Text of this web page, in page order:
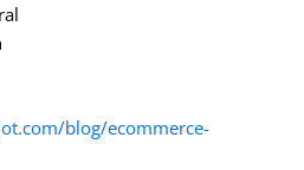
blog/ecommerce-